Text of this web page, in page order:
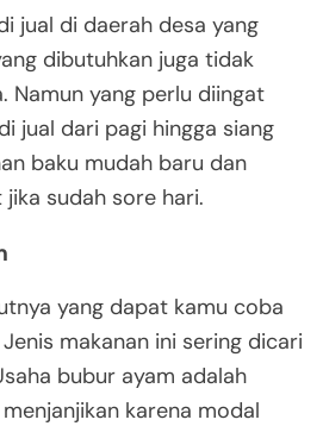
jual di daerah desa yang
dibutuhkan juga tidak
Namun yang perlu diingat
jual dari pagi hingga siang
baku mudah baru dan
sudah sore hari.
yang dapat kamu coba
makanan ini sering dicari
bubur ayam adalah
karena modal